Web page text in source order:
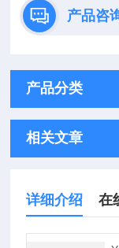
产品咨
产品分类
相关文章
详细介绍 在